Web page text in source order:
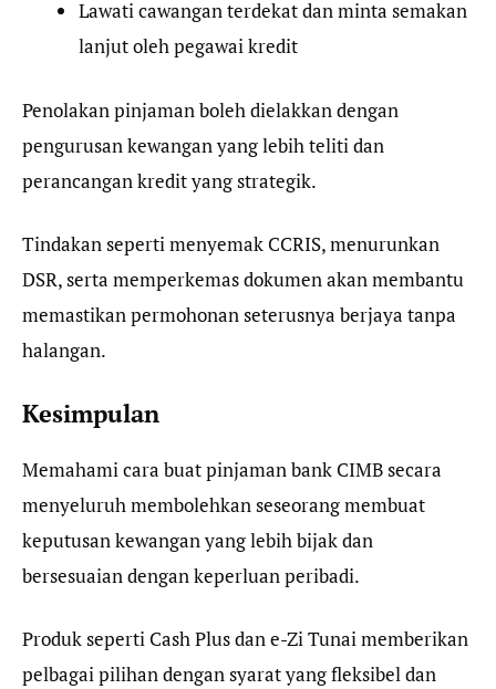
Lawati cawangan terdekat dan minta semakan
lanjut oleh pegawai kredit
Penolakan pinjaman boleh dielakkan dengan
pengurusan kewangan yang lebih teliti dan
perancangan kredit yang strategik.
Tindakan seperti menyemak CCRIS, menurunkan
DSR, serta memperkemas dokumen akan membantu
memastikan permohonan seterusnya berjaya tanpa
halangan.
Kesimpulan
Memahami cara buat pinjaman bank CIMB secara
menyeluruh membolehkan seseorang membuat
keputusan kewangan yang lebih bijak dan
bersesuaian dengan keperluan peribadi.
Produk seperti Cash Plus dan e-Zi Tunai memberikan
pelbagai pilihan dengan syarat yang fleksibel dan